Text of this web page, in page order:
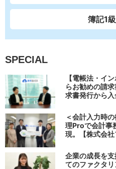
簿記1
SPECIAL
【電帳法・イ
らお勧めの請
求書発行から
＜会計入力時
理Proで会計事
現。【株式会
企業の成長を
てのファクタ